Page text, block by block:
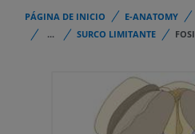
PÁGINA DE INICIO E-ANATOMY
...
SURCO LIMITANTE